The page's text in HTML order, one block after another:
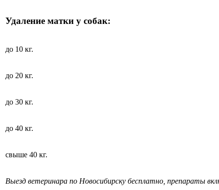
Удаление матки у собак:
до 10 кг.
до 20 кг.
до 30 кг.
до 40 кг.
свыше 40 кг.
Выезд ветеринара по Новосибирску бесплатно, препараты